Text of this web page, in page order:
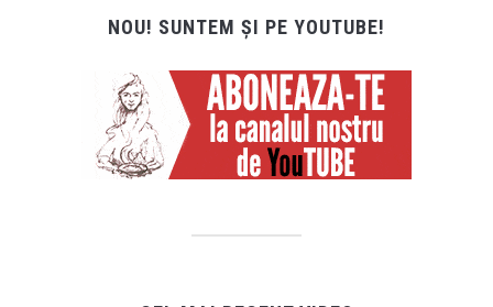
NOU! SUNTEM ȘI PE YOUTUBE!